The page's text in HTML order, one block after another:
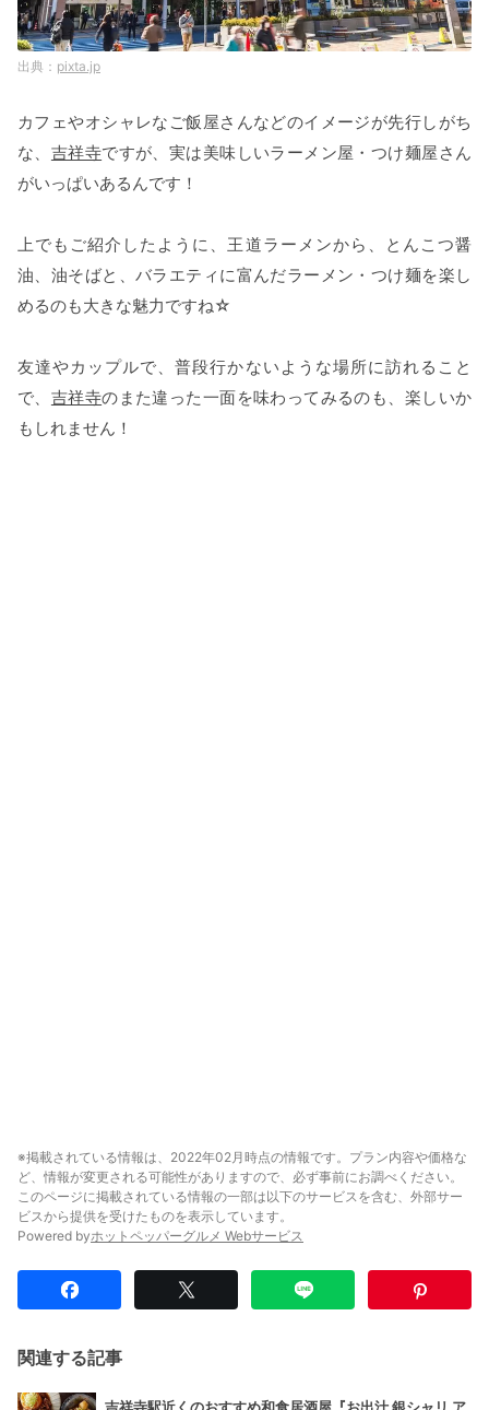
pixta.jp
カフェやオシャレなご飯屋さんなどのイメージが先行しがち
な、 吉祥寺ですが、実は美味しいラーメン屋・つけ麺屋さん
がいっぱいあるんです！
上でもご紹介したように、王道ラーメンから、とんこつ醤
油、油そばと、バラエティに富んだラーメン・つけ麺を楽し
めるのも大きな魅力ですね☆
友達やカップルで、普段行かないような場所に訪れること
で、 吉祥寺のまた違った一面を味わってみるのも、楽しいか
もしれません！
※掲載されている情報は、2022年02月時点の情報です。プラン内容や価格な
ど、情報が変更される可能性がありますので、必ず事前にお調べください。
このページに掲載されている情報の一部は以下のサービスを含む、外部サー
ビスから提供を受けたものを表示しています。
Powered byホットペッパーグルメ Webサービス
関連する記事